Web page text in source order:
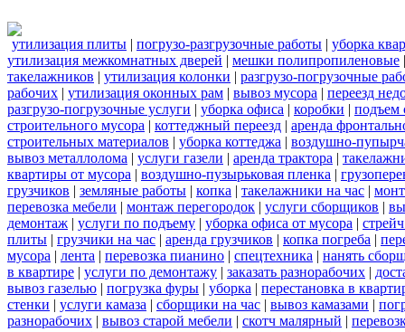
утилизация плиты | погрузо-разгрузочные работы | уборка
утилизация межкомнатных дверей | мешки полипропиленовые
такелажников | утилизация колонки | разгрузо-погрузочные
рабочих | утилизация оконных рам | вывоз мусора | переезд
разгрузо-погрузочные услуги | уборка офиса | коробки | подъем
строительного мусора | коттеджный переезд | аренда
строительных материалов | уборка коттеджа | воздушно-
вывоз металлолома | услуги газели | аренда трактора |
квартиры от мусора | воздушно-пузырьковая пленка |
грузчиков | земляные работы | копка | такелажники на час |
перевозка мебели | монтаж перегородок | услуги сборщиков |
демонтаж | услуги по подъему | уборка офиса от мусора |
плиты | грузчики на час | аренда грузчиков | копка погреба |
мусора | лента | перевозка пианино | спецтехника | нанять
в квартире | услуги по демонтажу | заказать разнорабочих |
вывоз газелью | погрузка фуры | уборка | перестановка в
стенки | услуги камаза | сборщики на час | вывоз камазами |
разнорабочих | вывоз старой мебели | скотч малярный |